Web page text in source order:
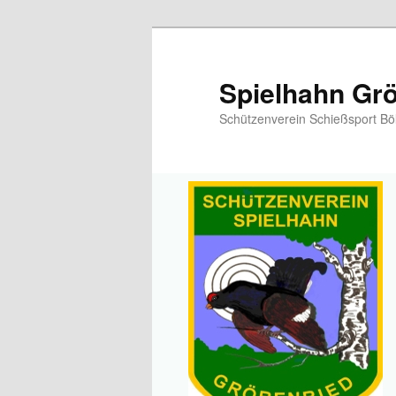
Spielhahn
Schützenverein Schießsport